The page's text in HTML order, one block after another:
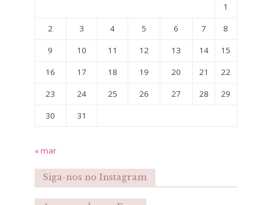
1
2
3 4 5 6 7
8
9
10 11 12 13 14
15
16
17 18 19 20 21
22
23
24 25 26 27 28
29
30
31
« mar
Siga-nos no Instagram